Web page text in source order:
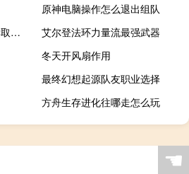
原神电脑操作怎么退出组队
内存卡格式化失败无法读取了（内存卡格式化失败）
艾尔登法环力量流最强武器
冬天开风扇作用
最终幻想起源队友职业选择
方舟生存进化往哪走怎么玩
☚